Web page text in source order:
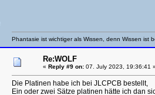
Phantasie ist wichtiger als Wissen, denn Wissen ist
Re:WOLF
« Reply #9 on:07. July 2023, 19:36:41
Die Platinen habe ich bei JLCPCB bestellt,
Ein oder zwei Sätze platinen hätte ich dan